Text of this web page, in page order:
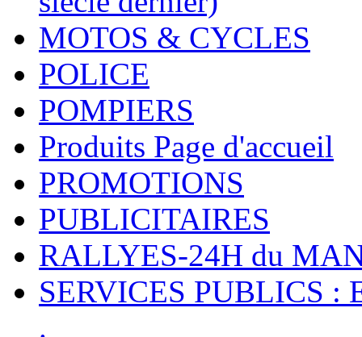
MOTOS & CYCLES
POLICE
POMPIERS
Produits Page d'accueil
PROMOTIONS
PUBLICITAIRES
RALLYES-24H du
SERVICES PUBLICS :
.